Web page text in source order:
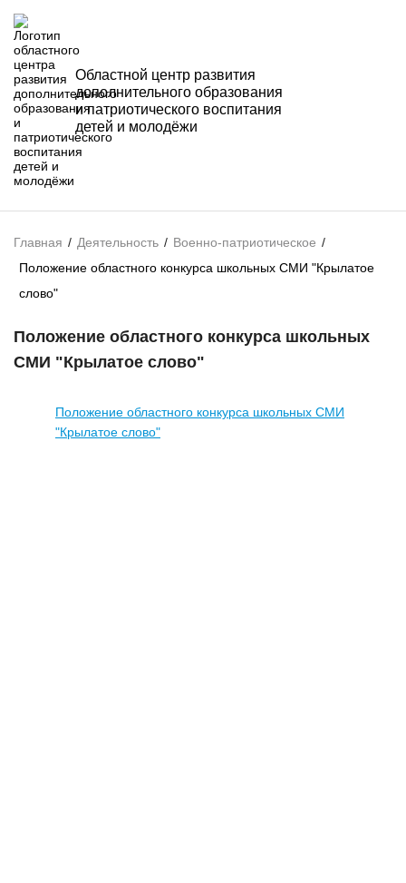
Областной центр развития
дополнительного образования
и патриотического воспитания
детей и молодёжи
Главная / Деятельность / Военно-патриотическое /
Положение областного конкурса школьных СМИ "Крылатое
слово"
Положение областного конкурса школьных
СМИ "Крылатое слово"
Положение областного конкурса школьных СМИ
"Крылатое слово"